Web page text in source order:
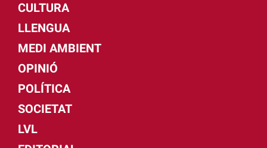
CULTURA
LLENGUA
MEDI AMBIENT
OPINIÓ
POLÍTICA
SOCIETAT
LVL